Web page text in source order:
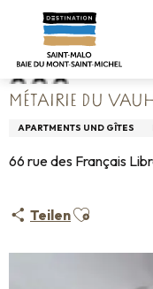
contenu
principal
Startseite
MÉTAIRIE DU
APARTMENTS UND GÎTES
66 rue des Français
TeilenAjouter aux